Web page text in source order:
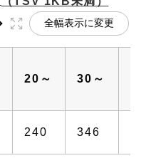
全幅表示に変更
20～ 30～
240 346